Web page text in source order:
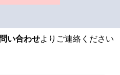
い合わせよりご連絡ください